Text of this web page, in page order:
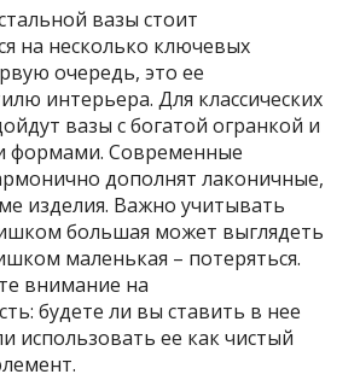
вазы стоит
на несколько ключевых
очередь, это ее
интерьера. Для классических
вазы с богатой огранкой и
формами. Современные
дополнят лаконичные,
изделия. Важно учитывать
большая может выглядеть
маленькая – потеряться.
внимание на
будете ли вы ставить в нее
использовать ее как чистый